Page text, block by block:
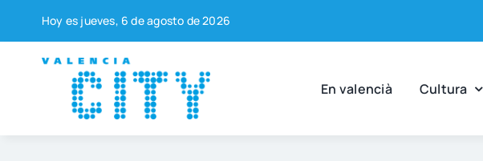
contenido
Hoy es jue­ves, 6 de agos­to de 2026
En valen­cià Cul­tu­ra